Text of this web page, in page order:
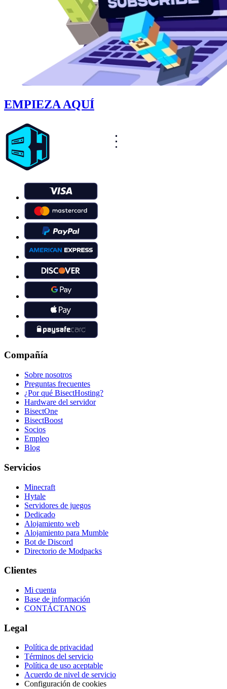
EMPIEZA AQUÍ
Compañía
Sobre nosotros
Preguntas frecuentes
¿Por qué BisectHosting?
Hardware del servidor
BisectOne
BisectBoost
Socios
Empleo
Blog
Servicios
Minecraft
Hytale
Servidores de juegos
Dedicado
Alojamiento web
Alojamiento para Mumble
Bot de Discord
Directorio de Modpacks
Clientes
Mi cuenta
Base de información
CONTÁCTANOS
Legal
Política de privacidad
Términos del servicio
Política de uso aceptable
Acuerdo de nivel de servicio
Configuración de cookies